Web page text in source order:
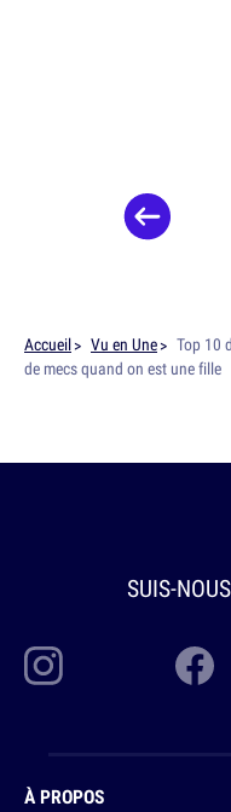
Accueil Vu en Une
Top 10
de mecs quand on est une fille
SUIS-
À PROPOS